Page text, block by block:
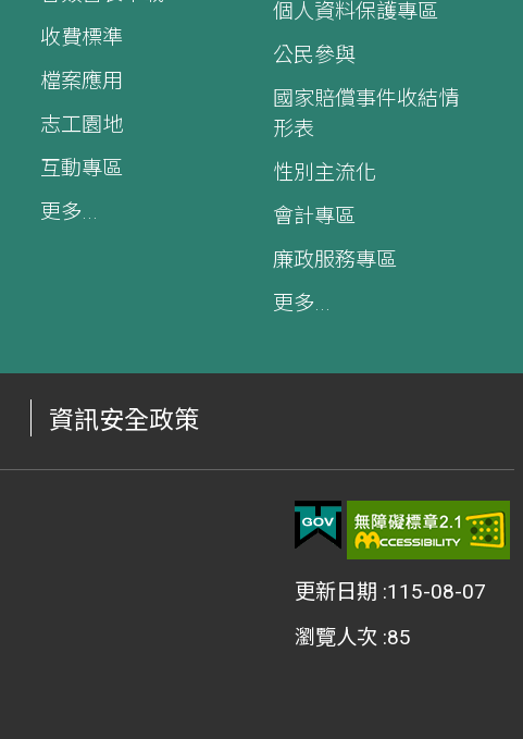
收費標準
檔案應用
志工園地
互動專區
更多...
個人資料保護專區
公民參與
國家賠償事件收結情
形表
性別主流化
會計專區
廉政服務專區
更多...
資訊安全政策
更新日期 115-08-07
瀏覽人次 85